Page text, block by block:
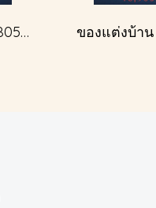
ของแต่งบ้าน กระจกรุ่น 805A สีเงินโบราณ